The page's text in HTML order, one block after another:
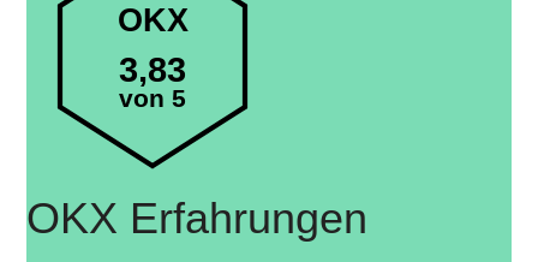
OKX
3,83
von 5
OKX Erfahrungen